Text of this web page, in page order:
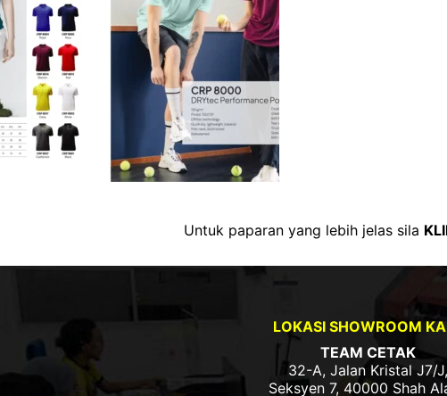
Untuk paparan yang lebih jelas sila
LOKASI SHOWROOM
TEAM CETAK
32-A, Jalan Kristal J7/J,
Seksyen 7, 40000 Shah